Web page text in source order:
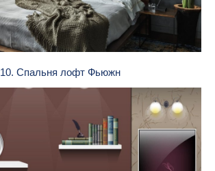
10. Спальня лофт Фьюжн